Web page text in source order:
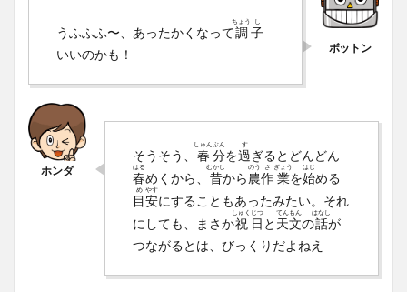
うふふふ〜、あったかくなって調
ちょう
子
し
いいのかも！
そうそう、 春
しゅん
分
ぶん
を過
す
ぎるとどんどん
春
はる
めくから、 昔
むかし
から農
のう
作
さ
業
ぎょう
を始
はじ
める
目
め
安
やす
にすることもあったみたい。それ
にしても、まさか祝
しゅく
日
じつ
と 天
てん
文
もん
の話
はなし
が
つながるとは、びっくりだよねえ